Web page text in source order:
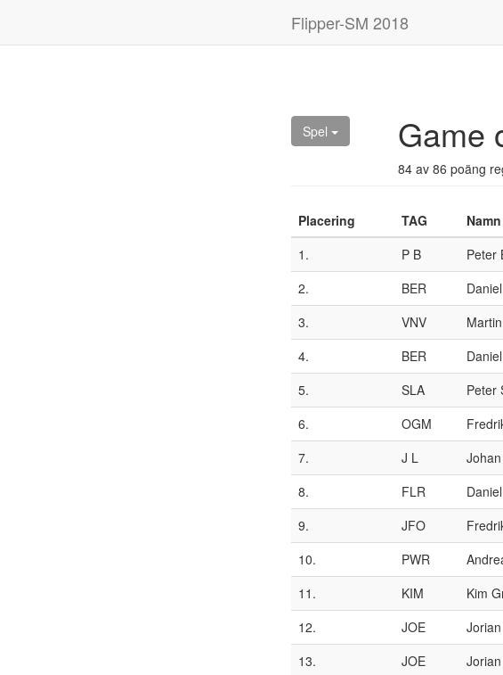
Flipper-SM 2018
Spel Game
84 av 86 poäng
Placering TAG Namn
1.
P B Peter
2. BER
3. VNV
4. BER
5. SLA Peter
6. OGM
7. J L
8. FLR
9. JFO
10. PWR
11. KIM Kim
12. JOE
13. JOE